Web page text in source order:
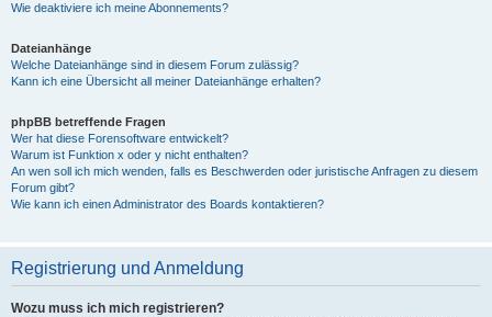
Wie deaktiviere ich meine Abonnements?
Dateianhänge
Welche Dateianhänge sind in diesem Forum zulässig?
Kann ich eine Übersicht all meiner Dateianhänge erhalten?
phpBB betreffende Fragen
Wer hat diese Forensoftware entwickelt?
Warum ist Funktion x oder y nicht enthalten?
An wen soll ich mich wenden, falls es Beschwerden oder juristische Anfragen zu diesem
Forum gibt?
Wie kann ich einen Administrator des Boards kontaktieren?
Registrierung und Anmeldung
Wozu muss ich mich registrieren?